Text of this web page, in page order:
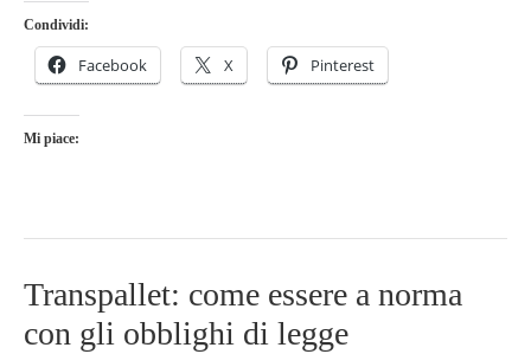
Condividi:
Facebook X Pinterest
Mi piace:
Transpallet: come essere a norma
con gli obblighi di legge